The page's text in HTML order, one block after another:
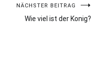
NÄCHSTER BEITRAG
Wie viel ist der Konig?